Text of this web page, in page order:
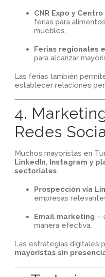
CNR Expo y
ferias para
muebles.
Ferias regionales
para alcanzar
Las ferias también
establecer relaciones
4.
Redes
Muchos mayoristas en
LinkedIn, Instagram y
sectoriales.
Prospección vía
empresas
Email marketing –
manera efectiva.
Las estrategias digitales
mayoristas sin